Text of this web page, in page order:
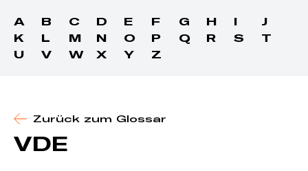
A B C D E F G H I
J
K
L M N O P Q R S
T
U
V W X Y Z
Zurück zum Glossar
VDE